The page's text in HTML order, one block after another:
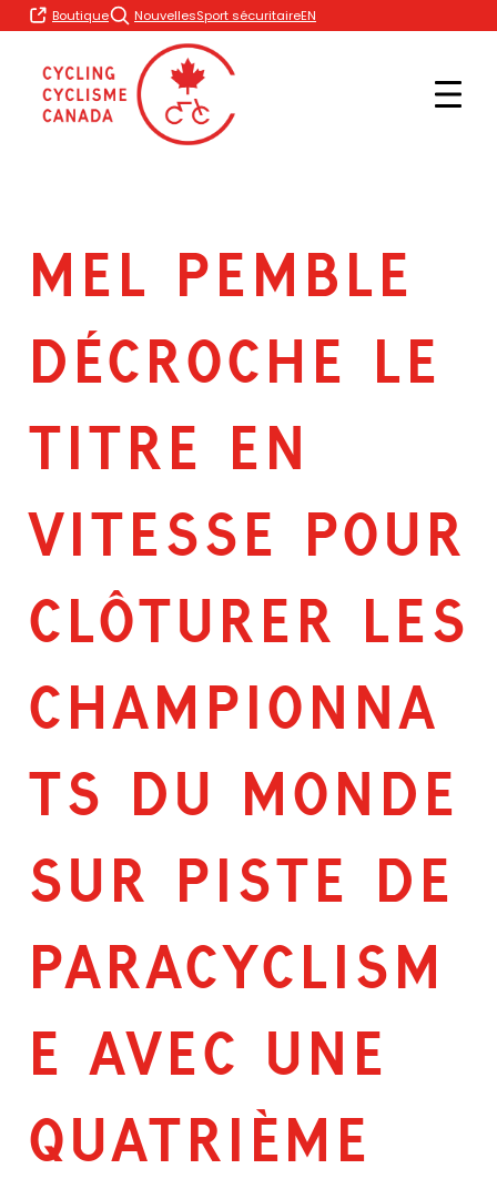
Skip
to
Boutique NouvellesSport sécuritaireEN
MEL PEMBLE
DÉCROCHE LE
TITRE EN
VITESSE POUR
CLÔTURER LES
CHAMPIONNA
TS DU MONDE
SUR PISTE DE
PARACYCLISM
E AVEC UNE
QUATRIÈME